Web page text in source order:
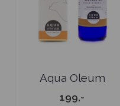
Aqua Oleum
Avokadoolje
199,-